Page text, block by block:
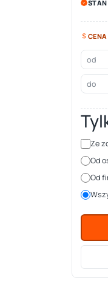
STAN
Ze
Od
Od